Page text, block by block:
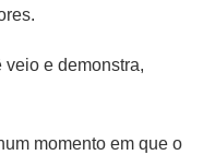
veio e demonstra,
momento em que o